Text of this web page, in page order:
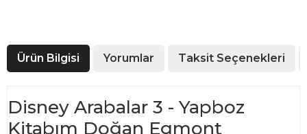
Ürün Bilgisi Yorumlar Taksit Seçenekleri
Disney Arabalar 3 - Yapboz
Kitabım Doğan Egmont